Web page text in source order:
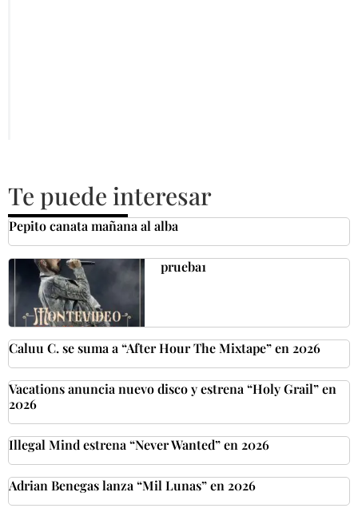
Te puede interesar
Pepito canata mañana al alba
prueba1
Caluu C. se suma a “After Hour The Mixtape” en 2026
Vacations anuncia nuevo disco y estrena “Holy Grail” en
2026
Illegal Mind estrena “Never Wanted” en 2026
Adrian Benegas lanza “Mil Lunas” en 2026